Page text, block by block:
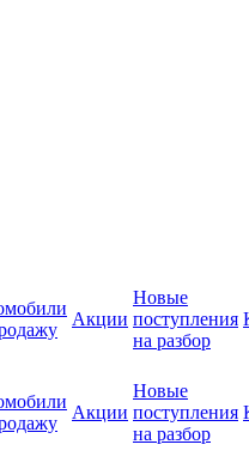
Акции
Новые
поступления
на разбор
Акции
Новые
поступления
на разбор